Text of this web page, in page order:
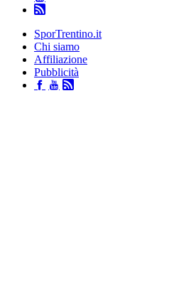
SporTrentino.it
Chi siamo
Affiliazione
Pubblicità